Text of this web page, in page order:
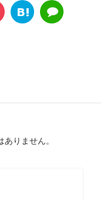
りません。